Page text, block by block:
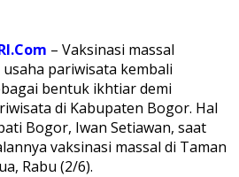
– Vaksinasi massal
pariwisata kembali
bentuk ikhtiar demi
di Kabupaten Bogor. Hal
Bogor, Iwan Setiawan, saat
vaksinasi massal di Taman
Rabu (2/6).